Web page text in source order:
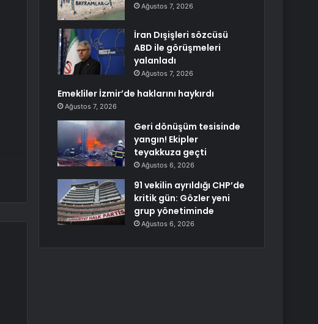
Ağustos 7, 2026
İran Dışişleri sözcüsü
ABD ile görüşmeleri
yalanladı
Ağustos 7, 2026
Emekliler İzmir’de haklarını haykırdı
Ağustos 7, 2026
Geri dönüşüm tesisinde
yangın! Ekipler
teyakkuza geçti
Ağustos 6, 2026
91 vekilin ayrıldığı CHP’de
kritik gün: Gözler yeni
grup yönetiminde
Ağustos 6, 2026